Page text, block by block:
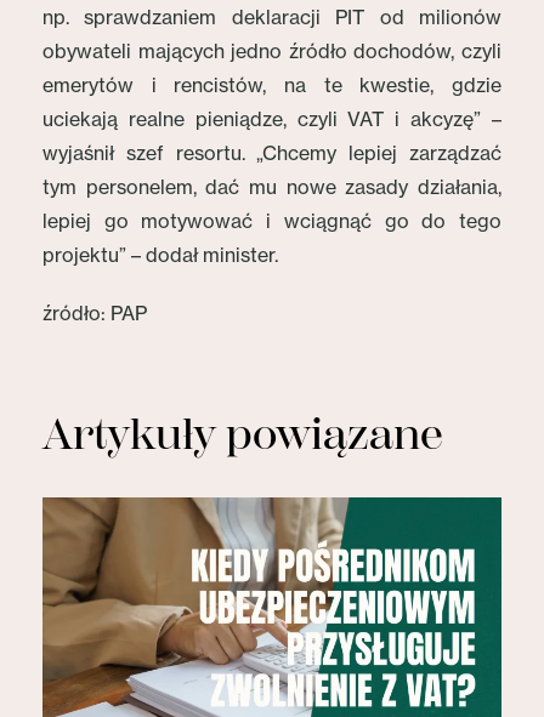
np. sprawdzaniem deklaracji PIT od milionów
obywateli mających jedno źródło dochodów, czyli
emerytów i rencistów, na te kwestie, gdzie
uciekają realne pieniądze, czyli VAT i akcyzę” –
wyjaśnił szef resortu. „Chcemy lepiej zarządzać
tym personelem, dać mu nowe zasady działania,
lepiej go motywować i wciągnąć go do tego
projektu” – dodał minister.
źródło: PAP
Artykuły powiązane